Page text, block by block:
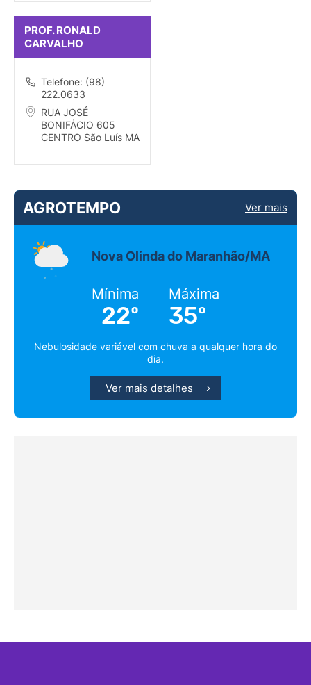
PROF. RONALD
CARVALHO
Telefone: (98)
222.0633
RUA JOSÉ
BONIFÁCIO 605
CENTRO São Luís MA
AGROTEMPO Ver mais
Nova Olinda do Maranhão/MA
Mínima
22º
Máxima
35º
Nebulosidade variável com chuva a qualquer hora do
dia.
Ver mais detalhes